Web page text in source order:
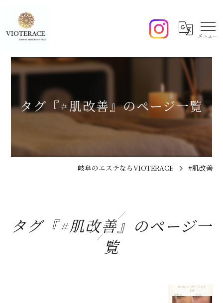
タグ『#肌改善』のページ一覧
岐阜のエステならVIOTERACE #肌改善
タグ『#肌改善』のページ一
覧